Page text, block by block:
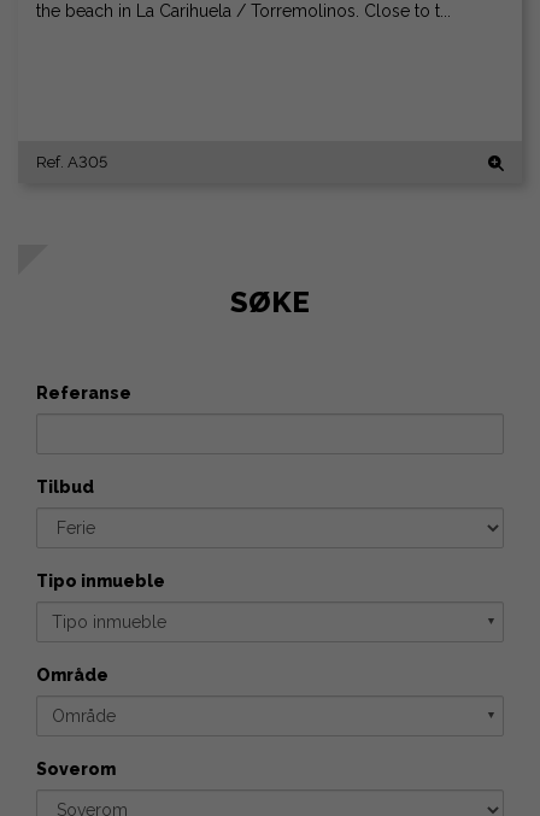
the beach in La Carihuela / Torremolinos. Close to t...
Ref. A305
SØKE
Referanse
Tilbud
Tipo inmueble
Tipo inmueble ▼
Område
Område ▼
Soverom